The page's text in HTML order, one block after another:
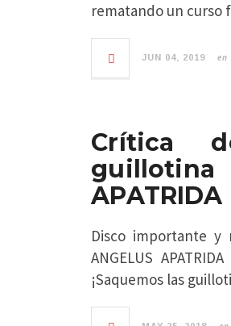
rematando un curso
JUN 04, 2019 en
Crítica
APATRIDA
Disco importante
ANGELUS
¡Saquemos las